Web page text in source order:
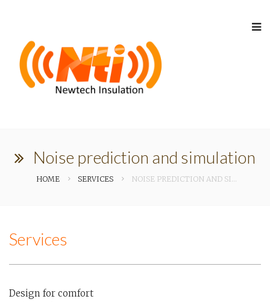
Noise prediction and simulation
HOME SERVICES NOISE PREDICTION AND SIMULATION
Services
Design for comfort